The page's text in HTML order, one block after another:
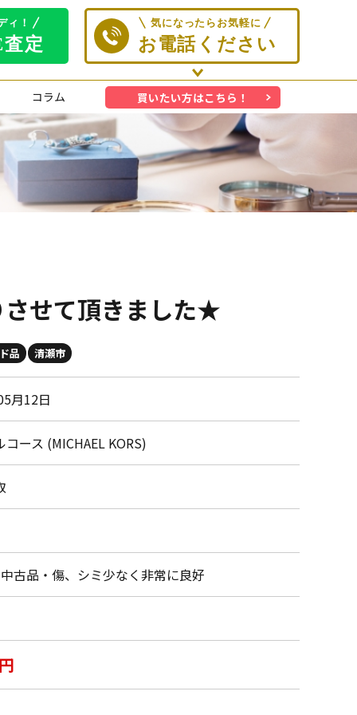
コラム 買いたい方はこちら！
せて頂きました★
品 清瀬市
月12日
コース (MICHAEL KORS)
古品・傷、シミ少なく非常に良好